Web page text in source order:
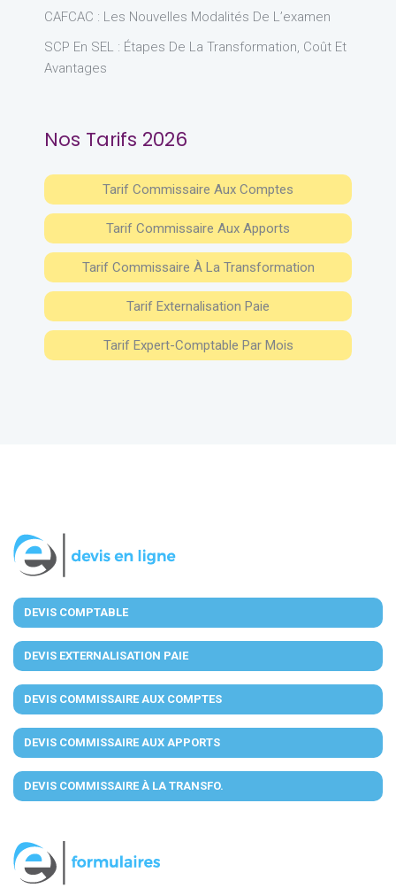
CAFCAC : Les Nouvelles Modalités De L’examen
SCP En SEL : Étapes De La Transformation, Coût Et
Avantages
Nos Tarifs 2026
Tarif Commissaire Aux Comptes
Tarif Commissaire Aux Apports
Tarif Commissaire À La Transformation
Tarif Externalisation Paie
Tarif Expert-Comptable Par Mois
DEVIS COMPTABLE
DEVIS EXTERNALISATION PAIE
DEVIS COMMISSAIRE AUX COMPTES
DEVIS COMMISSAIRE AUX APPORTS
DEVIS COMMISSAIRE À LA TRANSFO.